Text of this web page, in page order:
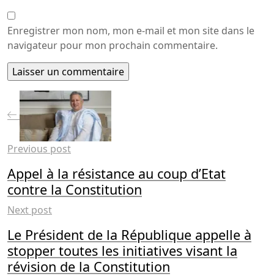
Enregistrer mon nom, mon e-mail et mon site dans le
navigateur pour mon prochain commentaire.
Previous post
Appel à la résistance au coup d’Etat
contre la Constitution
Next post
Le Président de la République appelle à
stopper toutes les initiatives visant la
révision de la Constitution